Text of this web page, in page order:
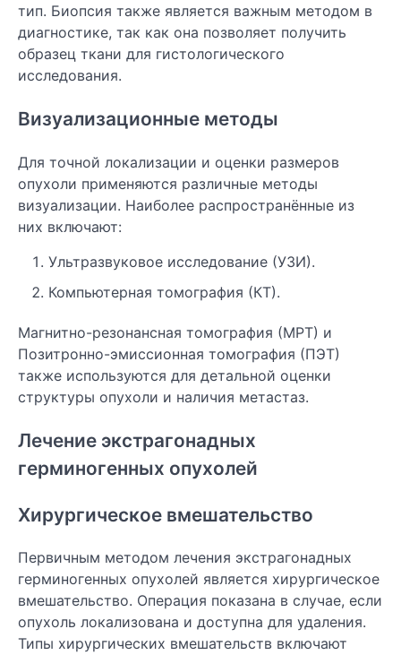
тип. Биопсия также является важным методом в
диагностике, так как она позволяет получить
образец ткани для гистологического
исследования.
Визуализационные методы
Для точной локализации и оценки размеров
опухоли применяются различные методы
визуализации. Наиболее распространённые из
них включают:
Ультразвуковое исследование (УЗИ).
Компьютерная томография (КТ).
Магнитно-резонансная томография (МРТ) и
Позитронно-эмиссионная томография (ПЭТ)
также используются для детальной оценки
структуры опухоли и наличия метастаз.
Лечение экстрагонадных
герминогенных опухолей
Хирургическое вмешательство
Первичным методом лечения экстрагонадных
герминогенных опухолей является хирургическое
вмешательство. Операция показана в случае, если
опухоль локализована и доступна для удаления.
Типы хирургических вмешательств включают